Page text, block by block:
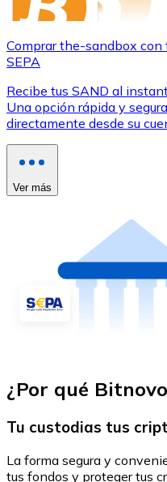
Comprar the-sandbox
SEPA
Recibe tus SAND al
Una opción rápida y
directamente desde su
Ver más
¿Por qué
Tu custodias tus
La forma segura y
tus fondos y proteger tus